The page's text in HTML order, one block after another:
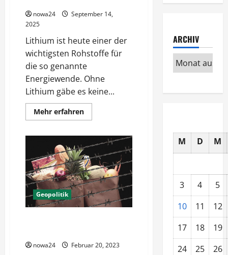
nowa24
September 14,
2025
Lithium ist heute einer der
wichtigsten Rohstoffe für
die so genannte
Energiewende. Ohne
Lithium gäbe es keine...
Mehr erfahrenMehr
Informationen
Ein
Wunderstoff
mit
Schattenseiten
Geopolitik
nowa24 Februar 20, 2023
ARCHIV
M D M
3 4
5
10
11
12
17
18
19
24
25
26